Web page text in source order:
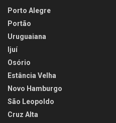
Porto Alegre
Portão
Uruguaiana
Ijuí
Osório
Estância Velha
Novo Hamburgo
São Leopoldo
Cruz Alta